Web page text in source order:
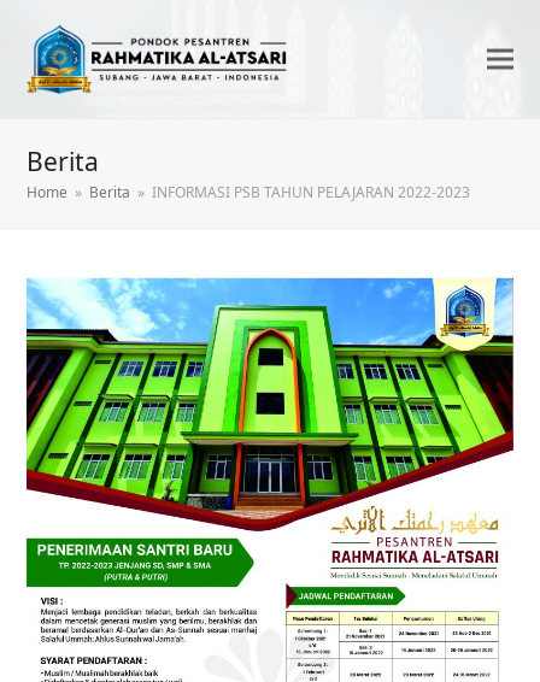
Berita
Home » Berita » INFORMASI PSB TAHUN PELAJARAN 2022-2023